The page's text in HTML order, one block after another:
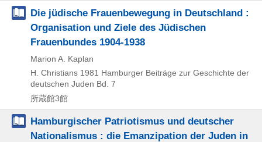
Die jüdische Frauenbewegung in Deutschland :
Organisation und Ziele des Jüdischen
Frauenbundes 1904-1938
Marion A. Kaplan
H. Christians 1981 Hamburger Beiträge zur Geschichte der
deutschen Juden Bd. 7
所蔵館3館
Hamburgischer Patriotismus und deutscher
Nationalismus : die Emanzipation der Juden in